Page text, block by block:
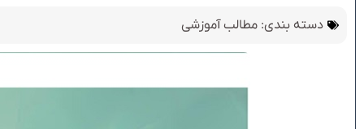
دسته بندی: مطالب آموزشی